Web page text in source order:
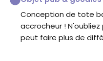
Conception de tote
accrocheur !
peut faire plus de